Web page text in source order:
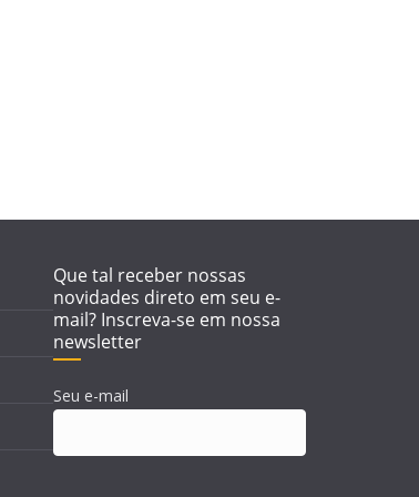
Que tal receber nossas
novidades direto em seu e-
mail? Inscreva-se em nossa
newsletter
Seu e-mail